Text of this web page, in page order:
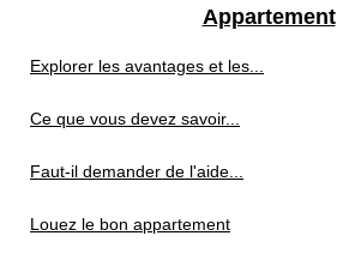
Appartement
Explorer les avantages et les...
Ce que vous devez savoir...
Faut-il demander de l'aide...
Louez le bon appartement